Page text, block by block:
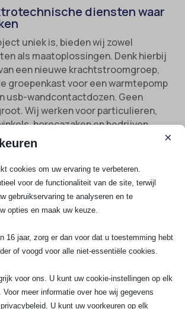
diensten waar
uniek is, bieden wij zowel
als maatoplossingen. Denk hierbij
een nieuwe krachtstroomgroep,
groepenkast voor een warmtepomp
usb-wandcontactdozen. Geen
Wij werken voor particulieren,
horecazaken en bedrijven.
een stopcontact in de keuken, tuin
alles snel en vakkundig.
keuren en uitbreiden
essentieel voor veiligheid en
of werkplaats, altijd met de
×
cookies om uw ervaring te verbeteren.
voor de functionaliteit van de site, terwijl
gebruikservaring te analyseren en te
opties en maak uw keuze.
16 jaar, zorg er dan voor dat u toestemming hebt
of voogd voor alle niet-essentiële cookies.
voor ons. U kunt uw cookie-instellingen op elk
meer informatie over hoe wij gegevens
U kunt uw voorkeuren op elk